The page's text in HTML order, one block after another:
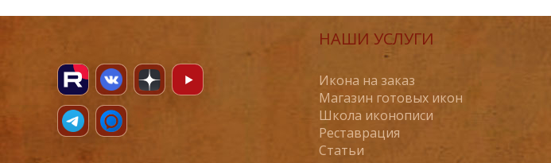
НАШИ УСЛУГИ
Икона на заказ
Магазин готовых икон
Школа иконописи
Реставрация
Статьи